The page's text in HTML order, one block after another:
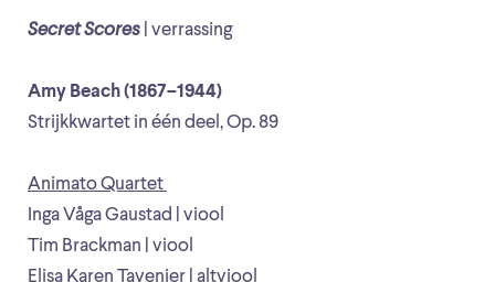
Secret Scores | verrassing
Amy Beach (1867–1944)
Strijkkwartet in één deel, Op. 89
Animato Quartet
Inga Våga Gaustad | viool
Tim Brackman | viool
Elisa Karen Tavenier | altviool